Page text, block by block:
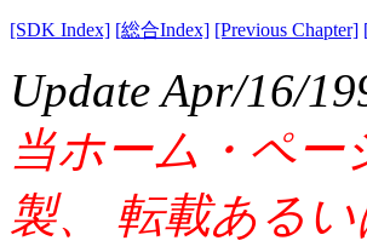
[SDK Index] [総合Index] [Previous Chapter]
Update Apr/16/
当ホーム・ペ
製、 転載ある